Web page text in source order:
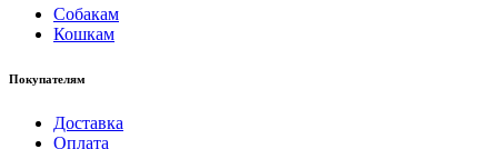
Собакам
Кошкам
Покупателям
Доставка
Оплата